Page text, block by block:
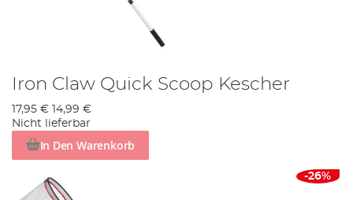
Iron Claw Quick Scoop Kescher
17,95 €
14,99 €
Nicht lieferbar
In Den Warenkorb
-26%